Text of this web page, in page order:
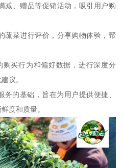
减、赠品等促销活动，吸引用户购
蔬菜进行评价，分享购物体验，帮
购买行为和偏好数据，进行深度分
议。
的基础，旨在为用户提供便捷、
度和质量。